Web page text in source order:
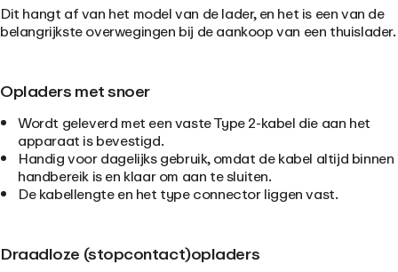
Dit hangt af van het model van de lader, en het is een van de
belangrijkste overwegingen bij de aankoop van een thuislader.
Opladers met snoer
Wordt geleverd met een vaste Type 2-kabel die aan het
apparaat is bevestigd.
Handig voor dagelijks gebruik, omdat de kabel altijd binnen
handbereik is en klaar om aan te sluiten.
De kabellengte en het type connector liggen vast.
Draadloze (stopcontact)opladers